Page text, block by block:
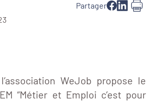
Partager
WeJob propose le
“Métier et Emploi c’est pour